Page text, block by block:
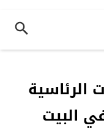
الرئاسية
البيت